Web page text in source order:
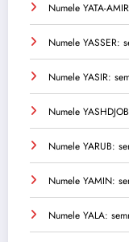
Numele YATA-
Numele YASSER:
Numele YASIR:
Numele
Numele YARUB:
Numele YAMIN:
Numele YALA: